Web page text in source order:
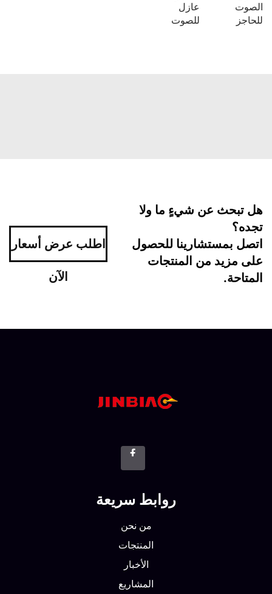
عازل
للصوت
تبحث عن شيءٍ ما ولا
بمستشارينا للحصول
مزيد من المنتجات
اطلب عرض أسعار
الآن
روابط سريعة
من نحن
المنتجات
الأخبار
المشاريع